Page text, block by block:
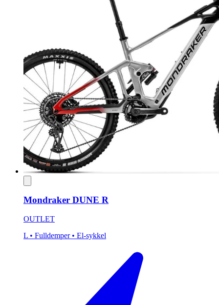
Mondraker DUNE R
OUTLET
L • Fulldemper • El-sykkel